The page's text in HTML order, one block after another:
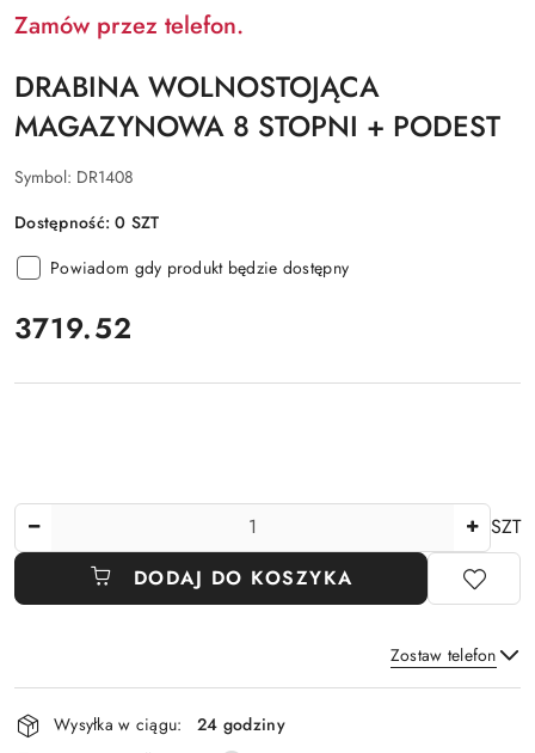
Zamów przez telefon.
DRABINA WOLNOSTOJĄCA
MAGAZYNOWA 8 STOPNI + PODEST
Symbol: DR1408
Dostępność:0 SZT
Powiadom gdy produkt będzie dostępny
cena:
3719.52
SZT
DODAJ DO KOSZYKA
Zostaw telefon
Dostępność
i
Wysyłka w ciągu:
24 godziny